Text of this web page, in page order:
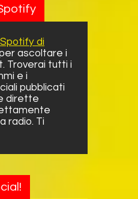
di
ascoltare i
Troverai tutti i
e i
pubblicati
dirette
radio. Ti